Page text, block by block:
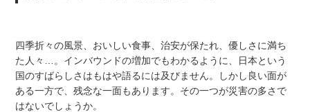
四季折々の風景、おいしい食事、治安が保たれ、優しさに満ち
た人々…。インバウンドの増加でもわかるように、日本という
国のすばらしさはもはや語るには及びません。しかし良い面が
ある一方で、残念な一面もあります。その一つが災害の多さで
はないでしょうか。